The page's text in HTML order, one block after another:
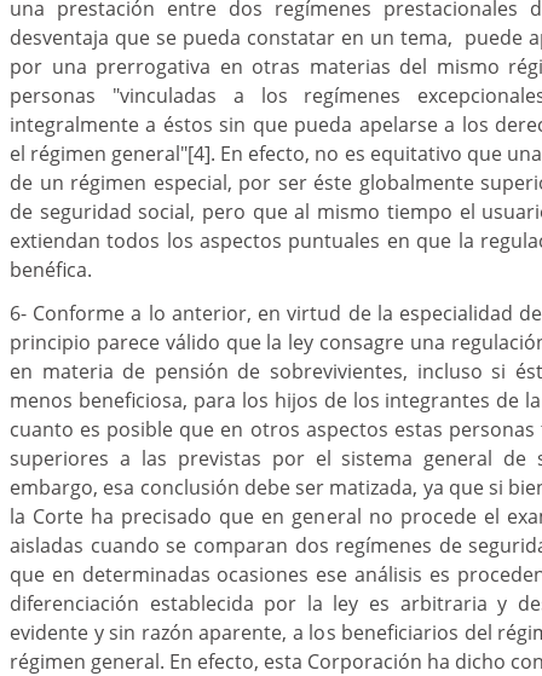
una prestación entre dos regímenes prestacionales
desventaja que se pueda constatar en un tema, puede
por una prerrogativa en otras materias del mismo
personas "vinculadas a los regímenes
integralmente a éstos sin que pueda apelarse a los
el régimen general"[4]. En efecto, no es equitativo que
de un régimen especial, por ser éste globalmente
de seguridad social, pero que al mismo tiempo el
extiendan todos los aspectos puntuales en que la
benéfica.
6- Conforme a lo anterior, en virtud de la especialidad
principio parece válido que la ley consagre una
en materia de pensión de sobrevivientes, incluso si
menos beneficiosa, para los hijos de los integrantes de
cuanto es posible que en otros aspectos estas
superiores a las previstas por el sistema general de
embargo, esa conclusión debe ser matizada, ya que si
la Corte ha precisado que en general no procede el
aisladas cuando se comparan dos regímenes de
que en determinadas ocasiones ese análisis es
diferenciación establecida por la ley es arbitraria y
evidente y sin razón aparente, a los beneficiarios del
régimen general. En efecto, esta Corporación ha dicho